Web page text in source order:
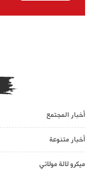
أخبار المجتمع
أخبار متنوعة
ميكرو لالة مولاتي